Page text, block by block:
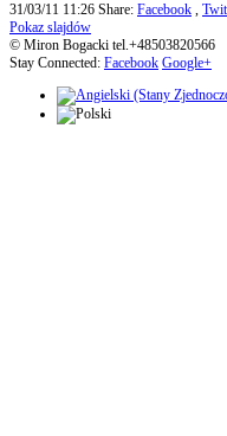
31/03/11 11:26 Share: Facebook ,
Pokaz slajdów
© Miron Bogacki tel.+48503820566
Stay Connected: Facebook Google+